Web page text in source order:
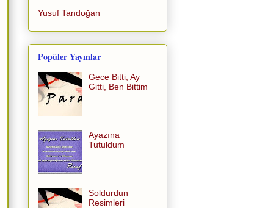
Yusuf Tandoğan
Popüler Yayınlar
Gece Bitti, Ay
Gitti, Ben Bittim
Ayazına
Tutuldum
Soldurdun
Resimleri